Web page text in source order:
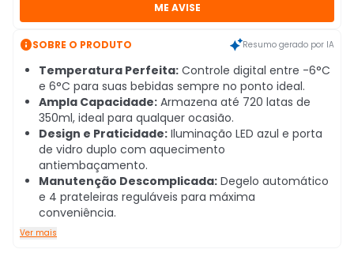
ME AVISE
SOBRE O PRODUTO Resumo gerado por IA
Temperatura Perfeita: Controle digital entre -6°C
e 6°C para suas bebidas sempre no ponto ideal.
Ampla Capacidade: Armazena até 720 latas de
350ml, ideal para qualquer ocasião.
Design e Praticidade: Iluminação LED azul e porta
de vidro duplo com aquecimento
antiembaçamento.
Manutenção Descomplicada: Degelo automático
e 4 prateleiras reguláveis para máxima
conveniência.
Ver mais